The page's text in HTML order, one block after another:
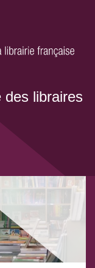
des libraires